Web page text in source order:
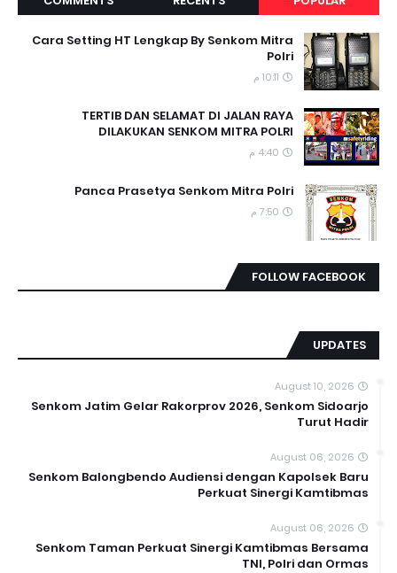
Cara Setting HT Lengkap By Senkom Mitra
Polri
10:11 م
TERTIB DAN SELAMAT DI JALAN RAYA
DILAKUKAN SENKOM MITRA POLRI
4:40 م
Panca Prasetya Senkom Mitra Polri
7:50 م
FOLLOW FACEBOOK
UPDATES
August 10, 2026
Senkom Jatim Gelar Rakorprov 2026, Senkom Sidoarjo
Turut Hadir
August 06, 2026
Senkom Balongbendo Audiensi dengan Kapolsek Baru
Perkuat Sinergi Kamtibmas
August 06, 2026
Senkom Taman Perkuat Sinergi Kamtibmas Bersama
TNI, Polri dan Ormas